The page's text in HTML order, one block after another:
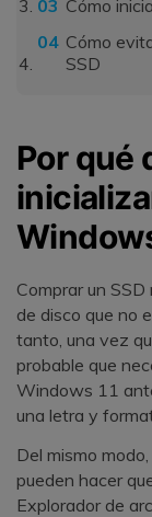
Cómo
Cómo
SSD
Por qué
Comprar un
de disco que no
tanto, una vez
probable que
Windows 11
una letra y
Del mismo
pueden hacer
Explorador de